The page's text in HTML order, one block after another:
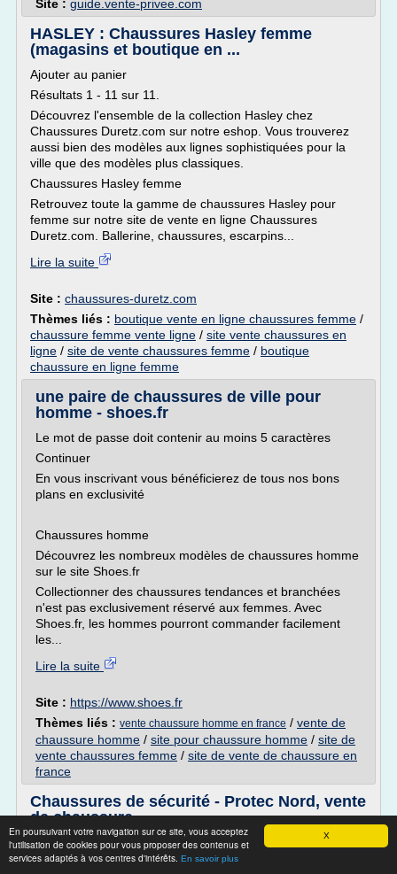
X
En poursuivant votre navigation sur ce site, vous acceptez
l'utilisation de cookies pour vous proposer des contenus et
services adaptés à vos centres d'intérêts. En savoir plus
Site : guide.vente-privee.com
HASLEY : Chaussures Hasley femme
(magasins et boutique en ...
Ajouter au panier
Résultats 1 - 11 sur 11.
Découvrez l'ensemble de la collection Hasley chez
Chaussures Duretz.com sur notre eshop. Vous trouverez
aussi bien des modèles aux lignes sophistiquées pour la
ville que des modèles plus classiques.
Chaussures Hasley femme
Retrouvez toute la gamme de chaussures Hasley pour
femme sur notre site de vente en ligne Chaussures
Duretz.com. Ballerine, chaussures, escarpins...
Lire la suite
Site : chaussures-duretz.com
Thèmes liés : boutique vente en ligne chaussures femme /
chaussure femme vente ligne / site vente chaussures en
ligne / site de vente chaussures femme / boutique
chaussure en ligne femme
une paire de chaussures de ville pour
homme - shoes.fr
Le mot de passe doit contenir au moins 5 caractères
Continuer
En vous inscrivant vous bénéficierez de tous nos bons
plans en exclusivité
Chaussures homme
Découvrez les nombreux modèles de chaussures homme
sur le site Shoes.fr
Collectionner des chaussures tendances et branchées
n'est pas exclusivement réservé aux femmes. Avec
Shoes.fr, les hommes pourront commander facilement
les...
Lire la suite
Site : https://www.shoes.fr
Thèmes liés : vente chaussure homme en france / vente de
chaussure homme / site pour chaussure homme / site de
vente chaussures femme / site de vente de chaussure en
france
Chaussures de sécurité - Protec Nord, vente
de chaussure ...
Chaussures de sécurité...
Chaussures de sécurité, chaussures de travail, chaussures